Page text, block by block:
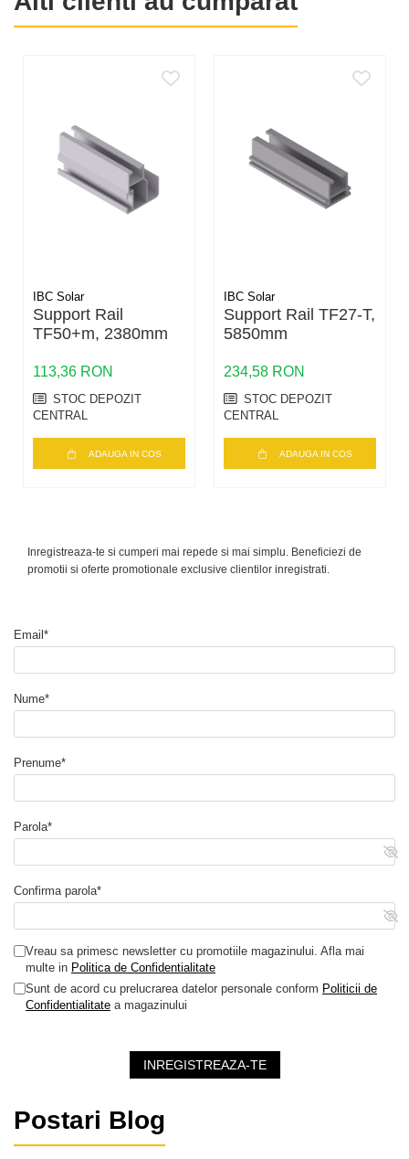
Pentru aplicatia standard sunt necesare tabla de otel cu
IBC Solar
Support Rail
TF50+m, 2380mm
113,36 RON
STOC DEPOZIT
CENTRAL
ADAUGA IN COS
IBC Solar
Support Rail TF27-T,
5850mm
234,58 RON
STOC DEPOZIT
CENTRAL
ADAUGA IN COS
Inregistreaza-te si cumperi mai repede si mai simplu. Beneficiezi de
promotii si oferte promotionale exclusive clientilor inregistrati.
Email*
Nume*
Prenume*
Parola*
Confirma parola*
Vreau sa primesc newsletter cu promotiile magazinului. Afla mai
multe in Politica de Confidentialitate
Sunt de acord cu prelucrarea datelor personale conform Politicii de
Confidentialitate a magazinului
INREGISTREAZA-TE
Postari Blog